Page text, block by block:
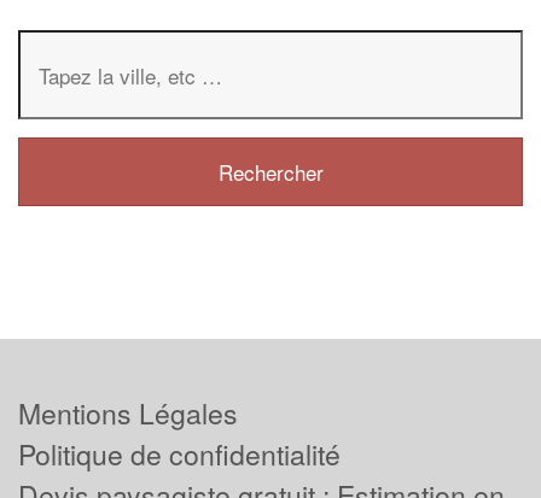
Mentions Légales
Politique de confidentialité